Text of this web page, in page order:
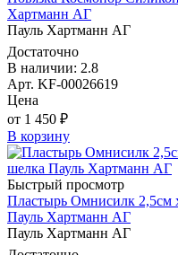
Хартманн AГ
Пауль Хартманн AГ
Достаточно
В наличии: 2.8
Арт. KF-00026619
Цена
от 1 450 ₽
В корзину
Быстрый просмотр
Пластырь Омнисилк 2,5см
Пауль Хартманн AГ
Пауль Хартманн AГ